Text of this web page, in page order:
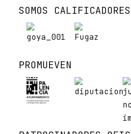
SOMOS CALIFICADORES
PROMUEVEN